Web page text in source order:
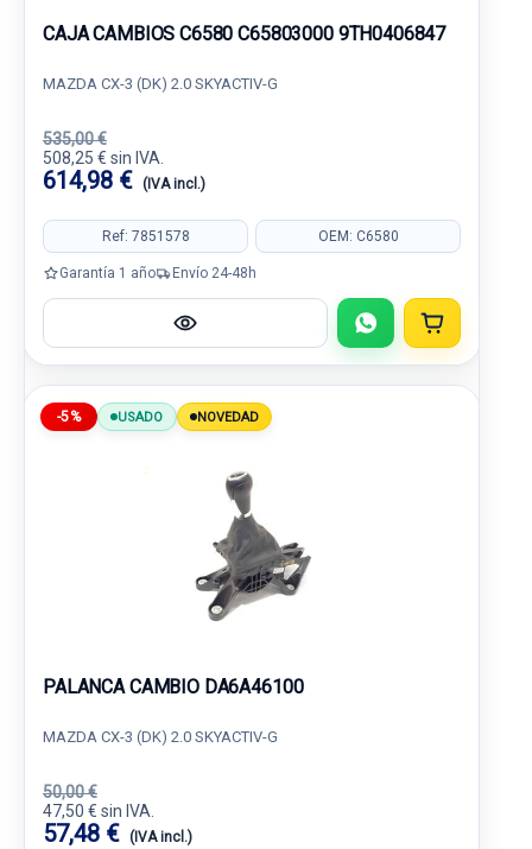
CAJA CAMBIOS C6580 C65803000 9TH0406847
MAZDA CX-3 (DK) 2.0 SKYACTIV-G
535,00 €
508,25 € sin IVA.
614,98 € (IVA incl.)
Ref: 7851578 OEM: C6580
Garantía 1 año Envío 24-48h
-5% USADO NOVEDAD
PALANCA CAMBIO DA6A46100
MAZDA CX-3 (DK) 2.0 SKYACTIV-G
50,00 €
47,50 € sin IVA.
57,48 € (IVA incl.)